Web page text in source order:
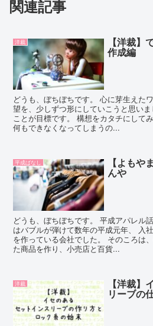
関連記事
洋裁 【洋裁】
作成編
どうも、ぼちぼちです。 心に芽生えた
望を、少しずつ形にしていこうと思い
ことが目標です。 構想をカタチにして
何もできなくなってしまうの...
平成ばなし 【よもや
んや
どうも、ぼちぼちです。 平成アパレル
はバブルが弾けて数年の平成元年、 入
を作っている会社でした。 そのころは
た商品を作り、小売店と百貨...
洋裁 【洋裁】
リーブの